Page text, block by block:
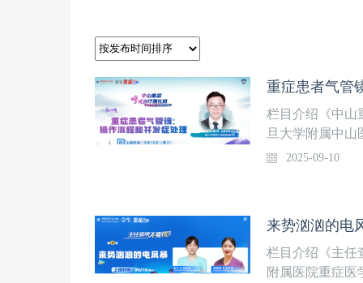
重症患者气管
栏目介绍《中山
旦大学附属中
精心策划、复旦
症患者气管镜：
吉 主管呼吸治
2025-09-10
来势汹汹的电
栏目介绍《主任
附属医院重症医